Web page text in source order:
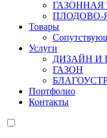
ГАЗОННАЯ
ПЛОДОВО-
Товары
Услуги
ДИЗАЙН И
ГАЗОН
Портфолио
Контакты